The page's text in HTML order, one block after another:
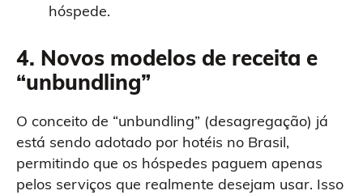
hóspede.
4. Novos modelos de receita e
“unbundling”
O conceito de “unbundling” (desagregação) já
está sendo adotado por hotéis no Brasil,
permitindo que os hóspedes paguem apenas
pelos serviços que realmente desejam usar. Isso